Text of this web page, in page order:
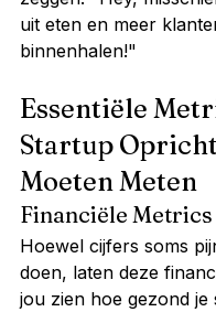
uit eten en meer
binnenhalen!"
Essentiële
Startup
Moeten Meten
Financiële Metrics
Hoewel cijfers soms
doen, laten deze
jou zien hoe gezond je